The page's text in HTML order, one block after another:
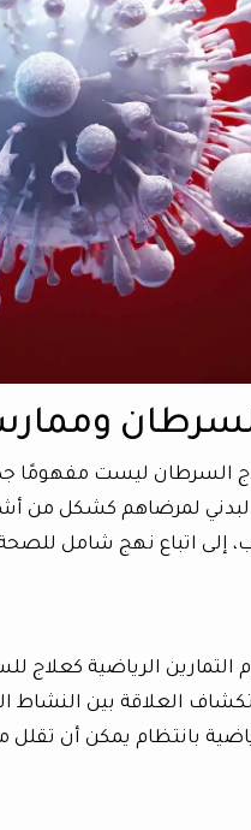
السرطان ليست مفهومًا
لمرضاهم كشكل من
إلى اتباع نهج شامل
الرياضية كعلاج
العلاقة بين
بانتظام يمكن أن